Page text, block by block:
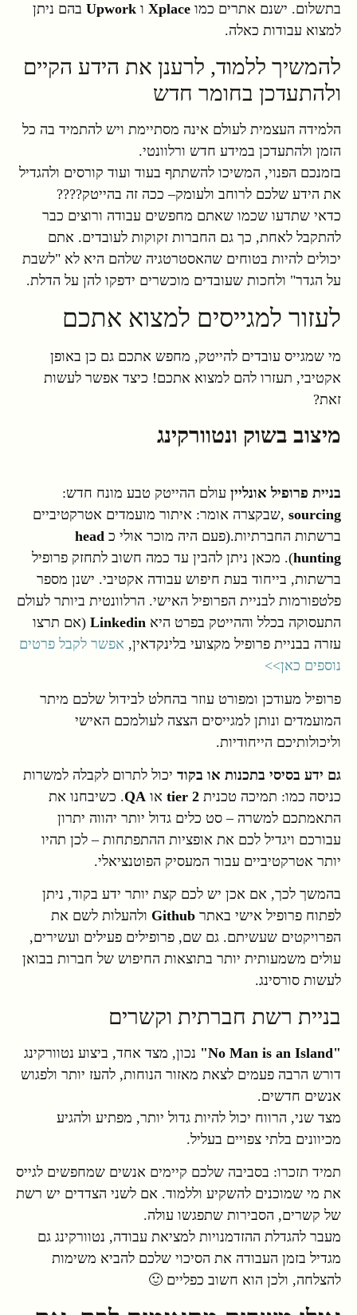
בתשלום. ישנם אתרים כמו ו Upwork בהם ניתן
למצוא עבודות כאלה.
להמשיך ללמוד, לרענן את הידע הקיים
ולהתעדכן בחומר חדש
הלמידה העצמית לעולם אינה מסתיימת ויש להתמיד בה כל
הזמן ולהתעדכן במידע חדש ורלוונטי.
בזמנכם הפנוי, המשיכו להשתתף בעוד ועוד קורסים ולהגדיל
את הידע שלכם לרוחב ולעומק– ככה זה בהייטק????
כדאי שתדעו שכמו שאתם מחפשים עבודה ורוצים כבר
להתקבל לאחת, כך גם החברות זקוקות לעובדים. אתם
יכולים להיות בטוחים שהאסטרטגיה שלהם היא לא "לשבת
על הגדר" ולחכות שעובדים מוכשרים ידפקו להן על הדלת.
לעזור למגייסים למצוא אתכם
מי שמגייס עובדים להייטק, מחפש אתכם גם כן באופן
אקטיבי, תעזרו להם למצוא אתכם! כיצד אפשר לעשות
זאת?
מיצוב בשוק ונטוורקינג
בניית פרופיל אונליין עולם ההייטק טבע מונח חדש:
sourcing ,שבקצרה אומר: איתור מועמדים אטרקטיביים
ברשתות החברתיות.(פעם היה מוכר אולי כ head
hunting). מכאן ניתן להבין עד כמה חשוב לתחזק פרופיל
ברשתות, בייחוד בעת חיפוש עבודה אקטיבי. ישנן מספר
פלטפורמות לבניית הפרופיל האישי. הרלוונטית ביותר לעולם
התעסוקה בכלל וההייטק בפרט היא Linkedin (אם תרצו
עזרה בבניית פרופיל מקצועי בלינקדאין, אפשר לקבל פרטים
נוספים כאן>>
פרופיל מעודכן ומפורט עוזר בהחלט לבידול שלכם מיתר
המועמדים ונותן למגייסים הצצה לעולמכם האישי
וליכולותיכם הייחודיות.
גם ידע בסיסי בתכנות או בקוד יכול לתרום לקבלה למשרות
כניסה כמו: תמיכה טכנית tier 2 או QA. כשיבחנו את
התאמתכם למשרה – סט כלים גדול יותר יהווה יתרון
עבורכם ויגדיל לכם את אופציות ההתפתחות – לכן תהיו
יותר אטרקטיביים עבור המעסיק הפוטנציאלי.
בהמשך לכך, אם אכן יש לכם קצת יותר ידע בקוד, ניתן
לפתוח פרופיל אישי באתר Github ולהעלות לשם את
הפרויקטים שעשיתם. גם שם, פרופילים פעילים ועשירים,
עולים משמעותית יותר בתוצאות החיפוש של חברות בבואן
לעשות סורסינג.
בניית רשת חברתית וקשרים
"No Man is an Island"
נכון, מצד אחד, ביצוע נטוורקינג
דורש הרבה פעמים לצאת מאזור הנוחות, להעז יותר ולפגוש
אנשים חדשים.
מצד שני, הרווח יכול להיות גדול יותר, מפתיע ולהגיע
מכיוונים בלתי צפויים בעליל.
תמיד תזכרו: בסביבה שלכם קיימים אנשים שמחפשים לגייס
את מי שמוכנים להשקיע וללמוד. אם לשני הצדדים יש רשת
של קשרים, הסבירות שתפגשו עולה.
מעבר להגדלת ההזדמנויות למציאת עבודה, נטוורקינג גם
מגדיל בזמן העבודה את הסיכוי שלכם להביא משימות
להצלחה, ולכן הוא חשוב כפליים 🙂